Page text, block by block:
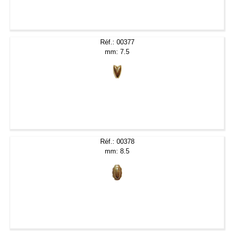
Réf.: 00377
mm: 7.5
Réf.: 00378
mm: 8.5